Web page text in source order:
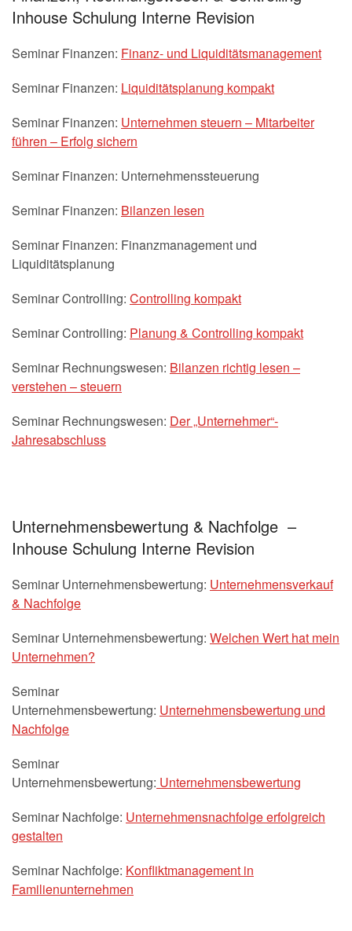
Inhouse Schulung Interne Revision
Seminar Finanzen: Finanz- und Liquiditätsmanagement
Seminar Finanzen: Liquiditätsplanung kompakt
Seminar Finanzen: Unternehmen steuern – Mitarbeiter
führen – Erfolg sichern
Seminar Finanzen: Unternehmenssteuerung
Seminar Finanzen: Bilanzen lesen
Seminar Finanzen: Finanzmanagement und
Liquiditätsplanung
Seminar Controlling: Controlling kompakt
Seminar Controlling: Planung & Controlling kompakt
Seminar Rechnungswesen: Bilanzen richtig lesen –
verstehen – steuern
Seminar Rechnungswesen: Der „Unternehmer“-
Jahresabschluss
Unternehmensbewertung & Nachfolge –
Inhouse Schulung Interne Revision
Seminar Unternehmensbewertung: Unternehmensverkauf
& Nachfolge
Seminar Unternehmensbewertung: Welchen Wert hat mein
Unternehmen?
Seminar
Unternehmensbewertung: Unternehmensbewertung und
Nachfolge
Seminar
Unternehmensbewertung: Unternehmensbewertung
Seminar Nachfolge: Unternehmensnachfolge erfolgreich
gestalten
Seminar Nachfolge: Konfliktmanagement in
Familienunternehmen